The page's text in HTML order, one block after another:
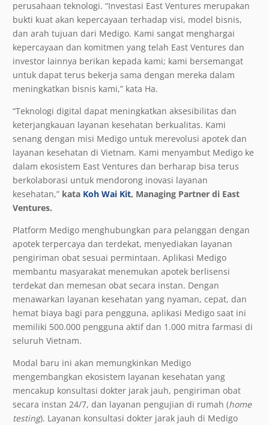
perusahaan teknologi. “Investasi East Ventures merupakan
bukti kuat akan kepercayaan terhadap visi, model bisnis,
dan arah tujuan dari Medigo. Kami sangat menghargai
kepercayaan dan komitmen yang telah East Ventures dan
investor lainnya berikan kepada kami; kami bersemangat
untuk dapat terus bekerja sama dengan mereka dalam
meningkatkan bisnis kami,” kata Ha.
“Teknologi digital dapat meningkatkan aksesibilitas dan
keterjangkauan layanan kesehatan berkualitas. Kami
senang dengan misi Medigo untuk merevolusi apotek dan
layanan kesehatan di Vietnam. Kami menyambut Medigo ke
dalam ekosistem East Ventures dan berharap bisa terus
berkolaborasi untuk mendorong inovasi layanan
kesehatan,” kata Koh Wai Kit, Managing Partner di East
Ventures.
Platform Medigo menghubungkan para pelanggan dengan
apotek terpercaya dan terdekat, menyediakan layanan
pengiriman obat sesuai permintaan. Aplikasi Medigo
membantu masyarakat menemukan apotek berlisensi
terdekat dan memesan obat secara instan. Dengan
menawarkan layanan kesehatan yang nyaman, cepat, dan
hemat biaya bagi para pengguna, aplikasi Medigo saat ini
memiliki 500.000 pengguna aktif dan 1.000 mitra farmasi di
seluruh Vietnam.
Modal baru ini akan memungkinkan Medigo
mengembangkan ekosistem layanan kesehatan yang
mencakup konsultasi dokter jarak jauh, pengiriman obat
secara instan 24/7, dan layanan pengujian di rumah (home
testing). Layanan konsultasi dokter jarak jauh di Medigo